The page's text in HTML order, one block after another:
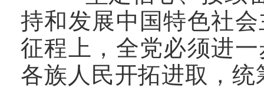
持和发展中国特色社
征程上，全党必须进
各族人民开拓进取，统